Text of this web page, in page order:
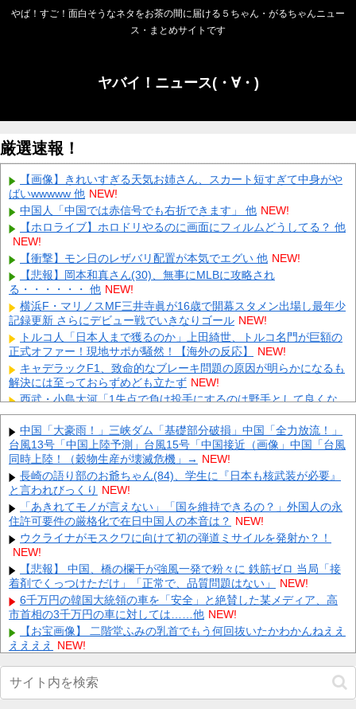
やば！すご！面白そうなネタをお茶の間に届ける５ちゃん・がるちゃんニュー
ス・まとめサイトです
ヤバイ！ニュース(・∀・)
厳選速報！
【画像】きれいすぎる天気お姉さん、スカート短すぎて中身がや
ばいwwwww 他 NEW!
中国人「中国では赤信号でも右折できます」 他 NEW!
【ホロライブ】ホロドリやるのに画面にフィルムどうしてる？ 他
NEW!
【衝撃】モン日のレザバリ配置が本気でエグい 他 NEW!
【悲報】岡本和真さん(30)、無事にMLBに攻略され
る・・・・・・ 他 NEW!
横浜F・マリノスMF三井寺眞が16歳で開幕スタメン出場し最年少
記録更新 さらにデビュー戦でいきなりゴール NEW!
トルコ人「日本人まで獲るのか」上田綺世、トルコ名門が巨額の
正式オファー！現地サポが騒然！【海外の反応】
NEW!
キャデラックF1、致命的なブレーキ問題の原因が明らかになるも
解決には至っておらずめども立たず NEW!
西武・小島大河「1失点で負け投手にするのは野手として良くな
い」 NEW!
【画像】 テレ朝の気象予報士さん、意外と小さかった NEW!
記録的猛暑の欧州、ドナウ川の水位が低下してマンモスの骨や沈
没したドイツ軍の戦艦が出現 NEW!
【驚愕】 新幹線じゃなく『帰省費4000円』安くなる在来線で帰
省した結果ｗｗｗｗｗ NEW!
【悲報】 大分県、ガチで逝く・・・・・・ NEW!
【悲報】 取引先専務「Aを20個注文する」 ぼく「いつも1～2個
しか使わないけど本当に20であってる？」 取専「あってる... NEW!
【画像】北朝鮮のビアガール、エッッッッッッッッッッッッッッ
ッッッ！ NEW!
Powered by livedoor 相互RSS
中国「大豪雨！」三峡ダム「基礎部分破損」中国「全力放流！」
台風13号「中国上陸予測」台風15号「中国接近（画像」中国「台風
同時上陸！（穀物生産が壊滅危機」→ NEW!
長崎の語り部のお爺ちゃん(84)、学生に『日本も核武装が必要』
と言われびっくり NEW!
「あきれてモノが言えない」「国を維持できるの？」外国人の永
住許可要件の厳格化で在日中国人の本音は？ NEW!
ウクライナがモスクワに向けて初の弾道ミサイルを発射か？！
NEW!
【悲報】 中国、橋の欄干が強風一発で粉々に 鉄筋ゼロ 当局「接
着剤でくっつけただけ」「正常で、品質問題はない」
NEW!
6千万円の韓国大統領の車を「安全」と絶賛した某メディア、高
市首相の3千万円の車に対しては……他 NEW!
【お宝画像】 二階堂ふみの乳首でもう何回抜いたかわかんねええ
ええええ
NEW!
はアメリカへ生れるぞ」出撃前に残された若者たちの言葉他
NEW!
【動画】 美人女優さん、映画でマ○コのビラビラまでめくらせて